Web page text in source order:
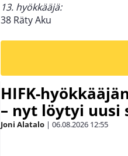
13. hyökkääjä:
38 Räty Aku
HIFK-
– nyt löytyi uusi
Joni Alatalo | 06.08.2026 12:55